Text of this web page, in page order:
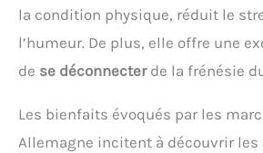
la condition physique, réduit le
l’humeur. De plus, elle offre une
de se déconnecterde la frénésie
Les bienfaits évoqués par les
Allemagne incitent à découvrir